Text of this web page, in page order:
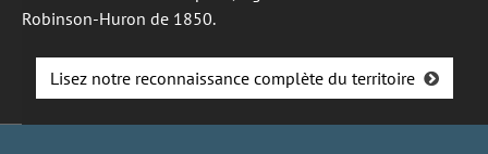
Robinson-Huron de 1850.
Lisez notre reconnaissance complète du territoire